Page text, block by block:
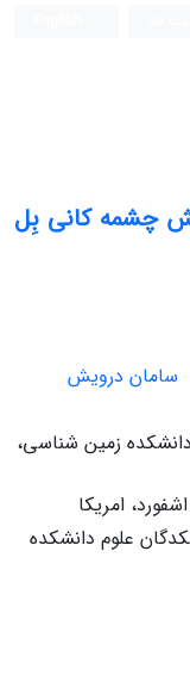
چشمه کانی بِل
سامان درویش
دانشکده زمین شناسی،
امریکا
علوم دانشکده